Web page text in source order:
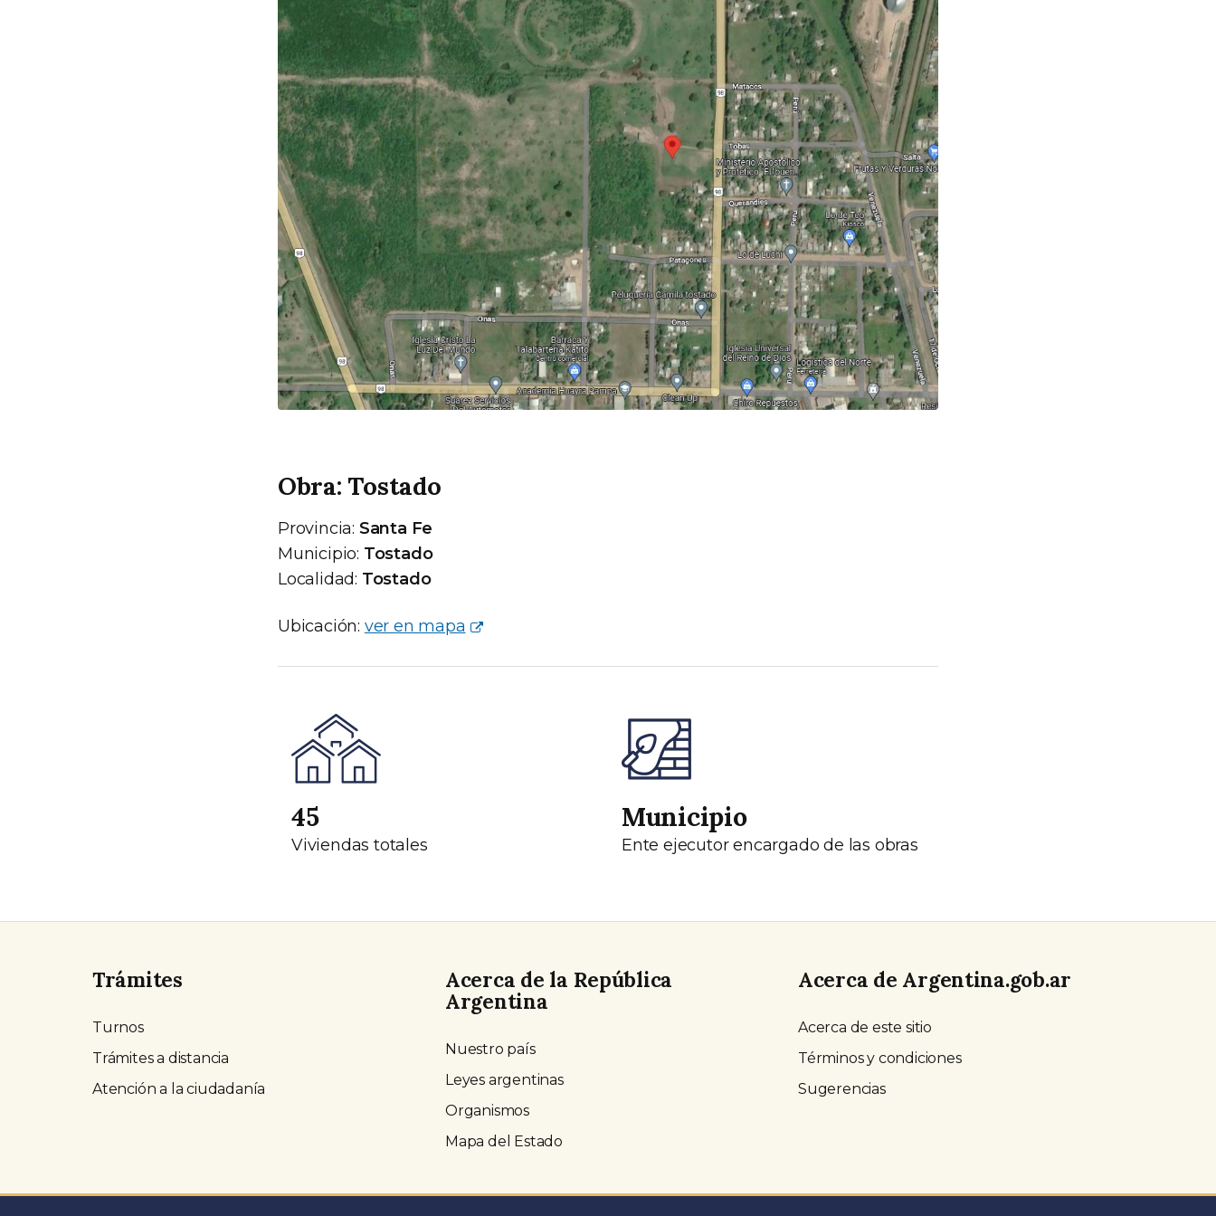
Obra: Tostado
Provincia: Santa Fe
Municipio: Tostado
Localidad: Tostado
Ubicación: ver en mapa
45
Viviendas totales
Municipio
Ente ejecutor encargado de las obras
Trámites
Turnos
Trámites a distancia
Atención a la ciudadanía
Acerca de la República
Argentina
Nuestro país
Leyes argentinas
Organismos
Mapa del Estado
Acerca de Argentina.gob.ar
Acerca de este sitio
Términos y condiciones
Sugerencias